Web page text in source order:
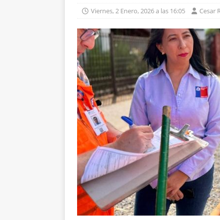
Viernes, 2 Enero, 2026 a las 16:05 Cesar